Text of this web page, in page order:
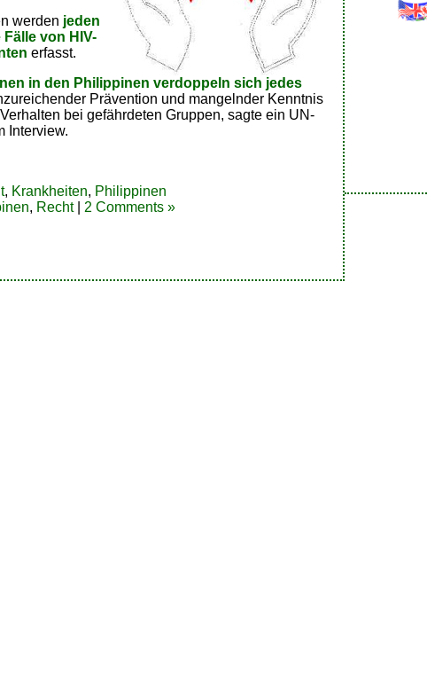
werden jeden
von HIV-
erfasst.
in den Philippinen verdoppeln sich jedes
Prävention und mangelnder Kenntnis
bei gefährdeten Gruppen, sagte ein UN-
Interview.
, Krankheiten, Philippinen
, Recht| 2 Comments »